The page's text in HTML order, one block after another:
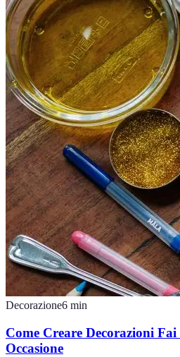
Decorazione6 min
Come Creare Decorazioni
Occasione